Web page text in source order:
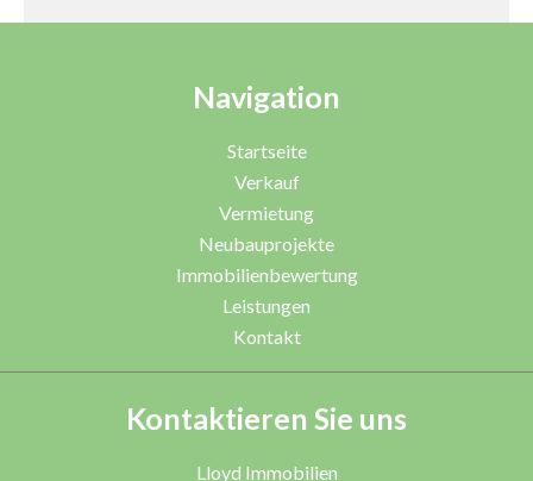
Navigation
Startseite
Verkauf
Vermietung
Neubauprojekte
Immobilienbewertung
Leistungen
Kontakt
Kontaktieren Sie uns
Lloyd Immobilien